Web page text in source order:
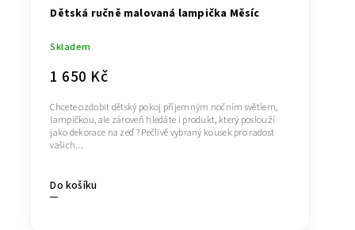
Dětská ručně malovaná lampička Měsíc
Skladem
1 650 Kč
Do košíku
Chcete ozdobit dětský pokoj příjemným nočním světlem,
lampičkou, ale zároveň hledáte i produkt, který poslouží
jako dekorace na zeď ? Pečlivě vybraný kousek pro radost
vašich...